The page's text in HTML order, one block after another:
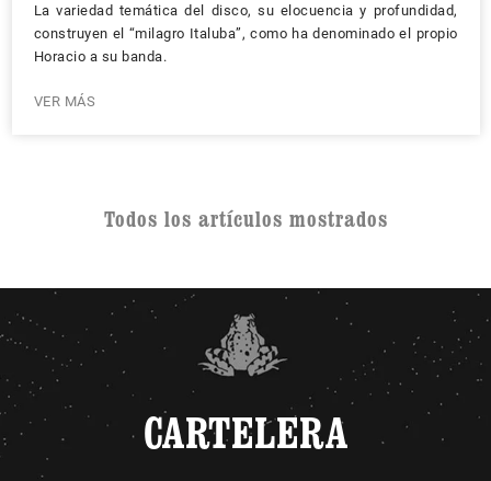
La variedad temática del disco, su elocuencia y profundidad,
construyen el “milagro Italuba”, como ha denominado el propio
Horacio a su banda.
VER MÁS
Todos los artículos mostrados
CARTELERA